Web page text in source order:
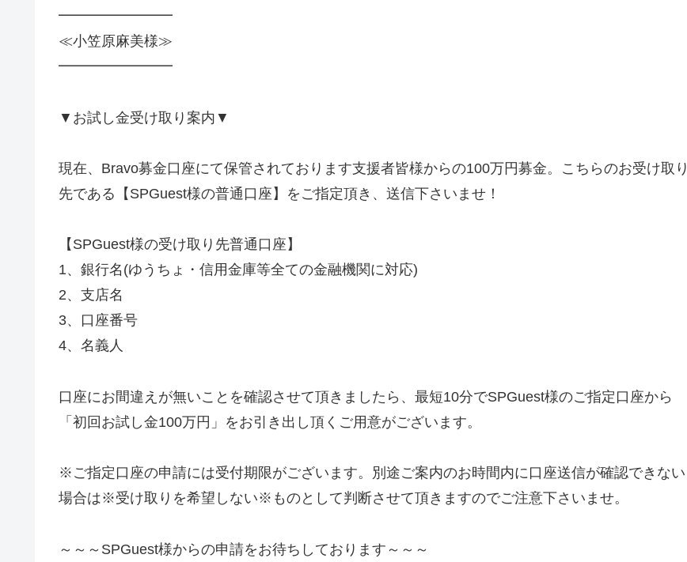
━━━━━━━━
≪小笠原麻美様≫
━━━━━━━━
▼お試し金受け取り案内▼
現在、Bravo募金口座にて保管されております支援者皆様からの100万円募金。こちらのお受け取り
先である【SPGuest様の普通口座】をご指定頂き、送信下さいませ！
【SPGuest様の受け取り先普通口座】
1、銀行名(ゆうちょ・信用金庫等全ての金融機関に対応)
2、支店名
3、口座番号
4、名義人
口座にお間違えが無いことを確認させて頂きましたら、最短10分でSPGuest様のご指定口座から
「初回お試し金100万円」をお引き出し頂くご用意がございます。
※ご指定口座の申請には受付期限がございます。別途ご案内のお時間内に口座送信が確認できない
場合は※受け取りを希望しない※ものとして判断させて頂きますのでご注意下さいませ。
～～～SPGuest様からの申請をお待ちしております～～～